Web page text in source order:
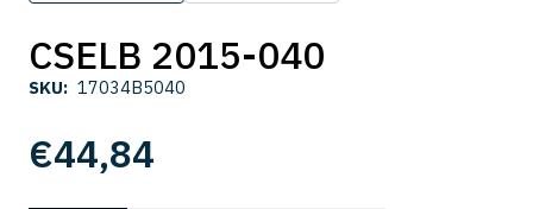
CSELB 2015-040
SKU: 17034B5040
€44,84